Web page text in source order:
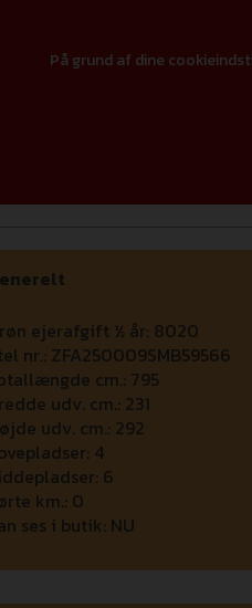
På grund af dine
ejerafgift ½ år: 8020
nr.: ZFA250009SMB59566
cm.: 795
udv. cm.: 231
udv. cm.: 292
4
6
km.: 0
ses i butik: NU